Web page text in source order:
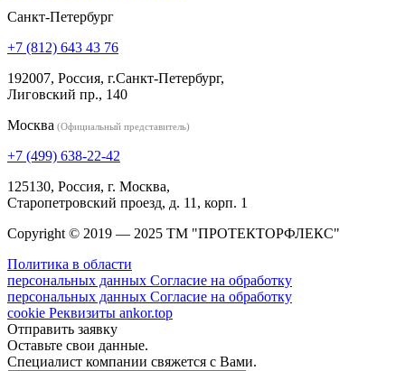
Санкт-Петербург
+7 (812) 643 43 76
192007, Россия, г.Санкт-Петербург,
Лиговский пр., 140
Москва (Официальный представитель)
+7 (499) 638-22-42
125130, Россия, г. Москва,
Старопетровский проезд, д. 11, корп. 1
Copyright © 2019 — 2025 ТМ "ПРОТЕКТОРФЛЕКС"
Политика в области
персональных данных Согласие на обработку
персональных данных Согласие на обработку
cookie Реквизиты ankor.top
Отправить заявку
Оставьте свои данные.
Специалист компании свяжется с Вами.